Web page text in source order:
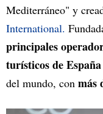
Mediterráneo" y
International.
principales
turísticos de España
del mundo, con más